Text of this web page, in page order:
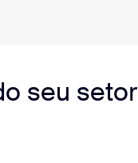
seu setor